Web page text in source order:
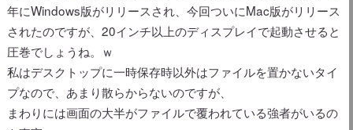
年にWindows版がリリースされ、今回ついにMac版がリリース
されたのですが、20インチ以上のディスプレイで起動させると
圧巻でしょうね。ｗ
私はデスクトップに一時保存時以外はファイルを置かないタイ
プなので、あまり散らからないのですが、
まわりには画面の大半がファイルで覆われている強者がいるの